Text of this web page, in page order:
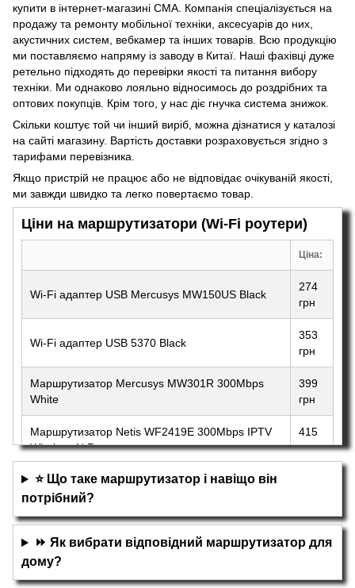
купити в інтернет-магазині CMA. Компанія спеціалізується на
продажу та ремонту мобільної техніки, аксесуарів до них,
акустичних систем , вебкамер та інших товарів. Всю продукцію
ми поставляємо напряму із заводу в Китаї. Наші фахівці дуже
ретельно підходять до перевірки якості та питання вибору
техніки. Ми однаково лояльно відносимось до роздрібних та
оптових покупців. Крім того, у нас діє гнучка система знижок.
Скільки коштує той чи інший виріб, можна дізнатися у каталозі
на сайті магазину. Вартість доставки розраховується згідно з
тарифами перевізника.
Якщо пристрій не працює або не відповідає очікуваній якості,
ми завжди швидко та легко повертаємо товар.
Ціни на маршрутизатори (Wi-Fi роутери)
Ціна:
Wi-Fi адаптер USB Mercusys MW150US Black
274
грн
Wi-Fi адаптер USB 5370 Black
353
грн
Маршрутизатор Mercusys MW301R 300Mbps
White
399
грн
Маршрутизатор Netis WF2419E 300Mbps IPTV
Wireless N Router
415
грн
⭐ Що таке маршрутизатор і навіщо він
потрібний?
⏩ Як вибрати відповідний маршрутизатор для
дому?